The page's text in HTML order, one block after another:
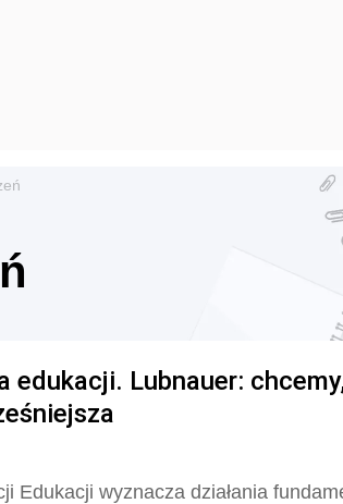
Lubnauer:
Edukacji wyznacza działania